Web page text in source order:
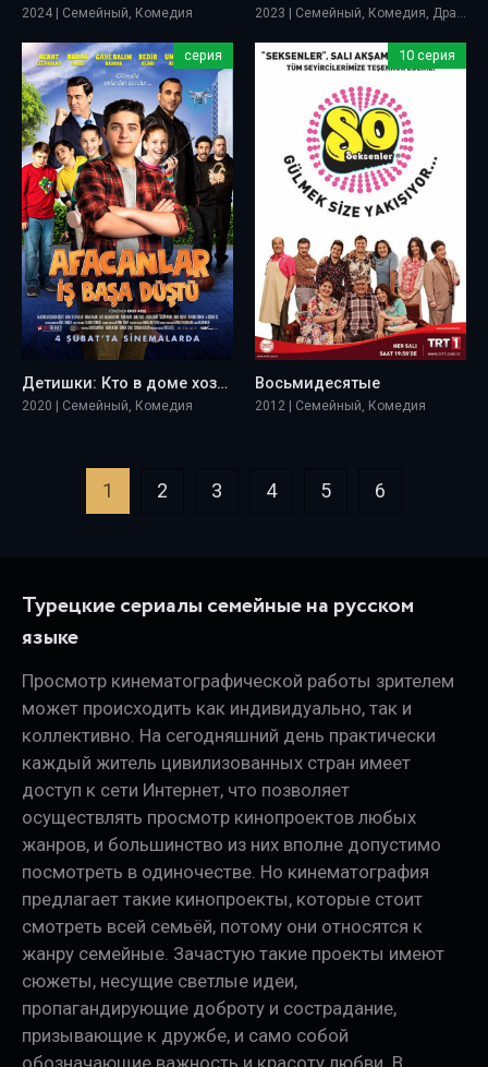
2024 | Семейный, Комедия 2023 | Семейный, Комедия, Драма
серия
Детишки: Кто в доме хозяин
2020 | Семейный, Комедия
10 серия
Восьмидесятые
2012 | Семейный, Комедия
1 2 3 4 5 6
Турецкие сериалы семейные на русском
языке
Просмотр кинематографической работы зрителем
может происходить как индивидуально, так и
коллективно. На сегодняшний день практически
каждый житель цивилизованных стран имеет
доступ к сети Интернет, что позволяет
осуществлять просмотр кинопроектов любых
жанров, и большинство из них вполне допустимо
посмотреть в одиночестве. Но кинематография
предлагает такие кинопроекты, которые стоит
смотреть всей семьёй, потому они относятся к
жанру семейные. Зачастую такие проекты имеют
сюжеты, несущие светлые идеи,
пропагандирующие доброту и сострадание,
призывающие к дружбе, и само собой
обозначающие важность и красоту любви. В